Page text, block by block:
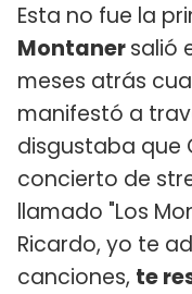
Esta no fue la
Montanersalió
meses atrás
manifestó a
disgustaba que
concierto de
llamado "Los
Ricardo, yo te
canciones, te